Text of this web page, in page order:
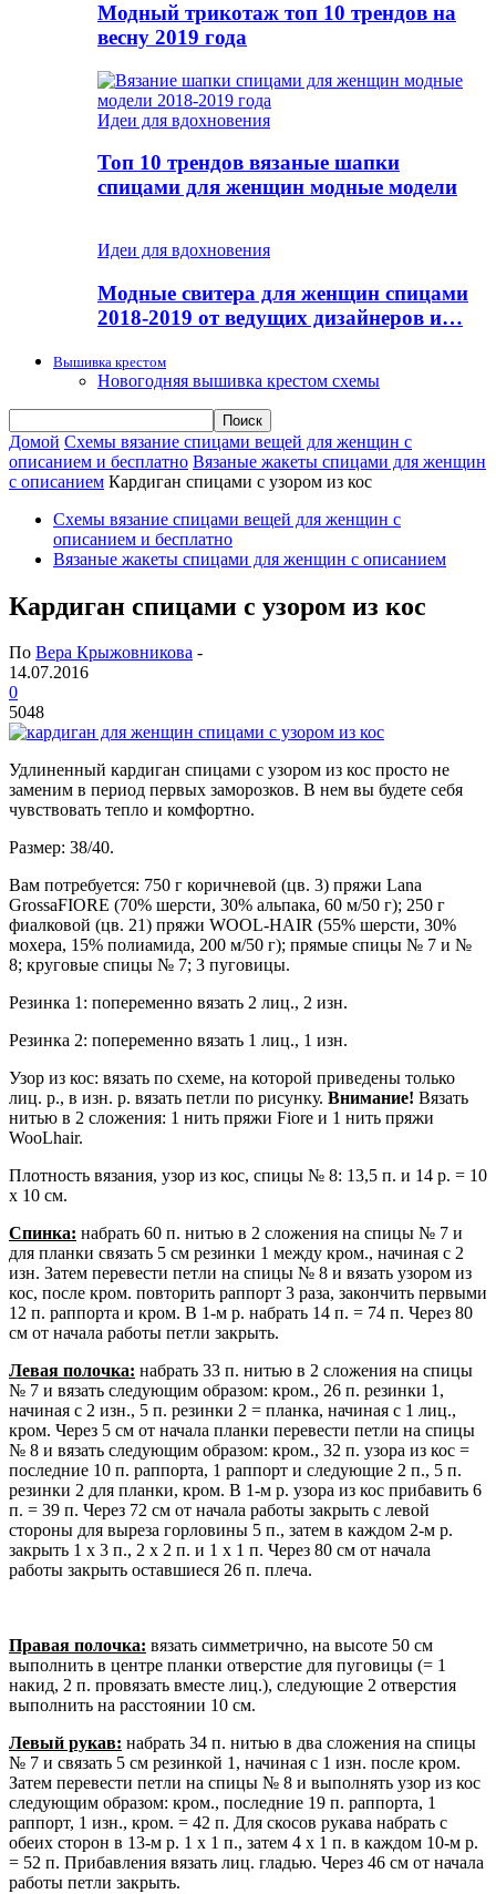
Модный трикотаж топ 10 трендов на
весну 2019 года
Идеи для вдохновения
Топ 10 трендов вязаные шапки
спицами для женщин модные модели
Идеи для вдохновения
Модные свитера для женщин спицами
2018-2019 от ведущих дизайнеров и…
Вышивка крестом
Новогодняя вышивка крестом схемы
Домой Схемы вязание спицами вещей для женщин с
описанием и бесплатно Вязаные жакеты спицами для женщин
с описанием Кардиган спицами с узором из кос
Схемы вязание спицами вещей для женщин с
описанием и бесплатно
Вязаные жакеты спицами для женщин с описанием
Кардиган спицами с узором из кос
По Вера Крыжовникова -
14.07.2016
0
5048
Удлиненный кардиган спицами с узором из кос просто не
заменим в период первых заморозков. В нем вы будете себя
чувствовать тепло и комфортно.
Размер: 38/40.
Вам потребуется: 750 г коричневой (цв. 3) пряжи Lana
GrossaFIORE (70% шерсти, 30% альпака, 60 м/50 г); 250 г
фиалковой (цв. 21) пряжи WOOL-HAIR (55% шерсти, 30%
мохера, 15% полиамида, 200 м/50 г); прямые спицы № 7 и №
8; круговые спицы № 7; 3 пуговицы.
Резинка 1: попеременно вязать 2 лиц., 2 изн.
Резинка 2: попеременно вязать 1 лиц., 1 изн.
Узор из кос: вязать по схеме, на которой приведены только
лиц. р., в изн. р. вязать петли по рисунку. Внимание! Вязать
нитью в 2 сложения: 1 нить пряжи Fiore и 1 нить пряжи
WooLhair.
Плотность вязания, узор из кос, спицы № 8: 13,5 п. и 14 р. = 10
х 10 см.
Спинка: набрать 60 п. нитью в 2 сложения на спицы № 7 и
для планки связать 5 см резинки 1 между кром., начиная с 2
изн. Затем перевести петли на спицы № 8 и вязать узором из
кос, после кром. повторить раппорт 3 раза, закончить первыми
12 п. раппорта и кром. В 1-м р. набрать 14 п. = 74 п. Через 80
см от начала работы петли закрыть.
Левая полочка: набрать 33 п. нитью в 2 сложения на спицы
№ 7 и вязать следующим образом: кром., 26 п. резинки 1,
начиная с 2 изн., 5 п. резинки 2 = планка, начиная с 1 лиц.,
кром. Через 5 см от начала планки перевести петли на спицы
№ 8 и вязать следующим образом: кром., 32 п. узора из кос =
последние 10 п. раппорта, 1 раппорт и следующие 2 п., 5 п.
резинки 2 для планки, кром. В 1-м р. узора из кос прибавить 6
п. = 39 п. Через 72 см от начала работы закрыть с левой
стороны для выреза горловины 5 п., затем в каждом 2-м р.
закрыть 1 x 3 п., 2 x 2 п. и 1 х 1 п. Через 80 см от начала
работы закрыть оставшиеся 26 п. плеча.
Правая полочка: вязать симметрично, на высоте 50 см
выполнить в центре планки отверстие для пуговицы (= 1
накид, 2 п. провязать вместе лиц.), следующие 2 отверстия
выполнить на расстоянии 10 см.
Левый рукав: набрать 34 п. нитью в два сложения на спицы
№ 7 и связать 5 см резинкой 1, начиная с 1 изн. после кром.
Затем перевести петли на спицы № 8 и выполнять узор из кос
следующим образом: кром., последние 19 п. раппорта, 1
раппорт, 1 изн., кром. = 42 п. Для скосов рукава набрать с
обеих сторон в 13-м р. 1 х 1 п., затем 4 х 1 п. в каждом 10-м р.
= 52 п. Прибавления вязать лиц. гладью. Через 46 см от начала
работы петли закрыть.